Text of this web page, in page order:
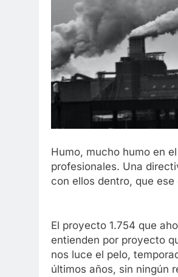
Humo, mucho humo en
profesionales. Una
con ellos dentro, que
El proyecto 1.754 que
entienden por proyecto
nos luce el pelo,
últimos años, sin ningún